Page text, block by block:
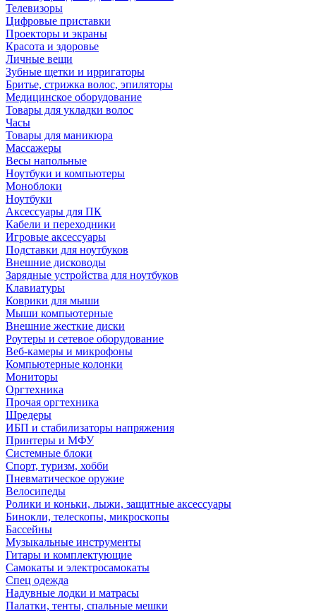
Телевизоры
Цифровые приставки
Проекторы и экраны
Красота и здоровье
Личные вещи
Зубные щетки и ирригаторы
Бритье, стрижка волос, эпиляторы
Медицинское оборудование
Товары для укладки волос
Часы
Товары для маникюра
Массажеры
Весы напольные
Ноутбуки и компьютеры
Моноблоки
Ноутбуки
Аксессуары для ПК
Кабели и переходники
Игровые аксессуары
Подставки для ноутбуков
Внешние дисководы
Зарядные устройства для ноутбуков
Клавиатуры
Коврики для мыши
Мыши компьютерные
Внешние жесткие диски
Роутеры и сетевое оборудование
Веб-камеры и микрофоны
Компьютерные колонки
Мониторы
Оргтехника
Прочая оргтехника
Шредеры
ИБП и стабилизаторы напряжения
Принтеры и МФУ
Системные блоки
Спорт, туризм, хобби
Пневматическое оружие
Велосипеды
Ролики и коньки, лыжи, защитные аксессуары
Бинокли, телескопы, микроскопы
Бассейны
Музыкальные инструменты
Гитары и комплектующие
Самокаты и электросамокаты
Спец одежда
Надувные лодки и матрасы
Палатки, тенты, спальные мешки